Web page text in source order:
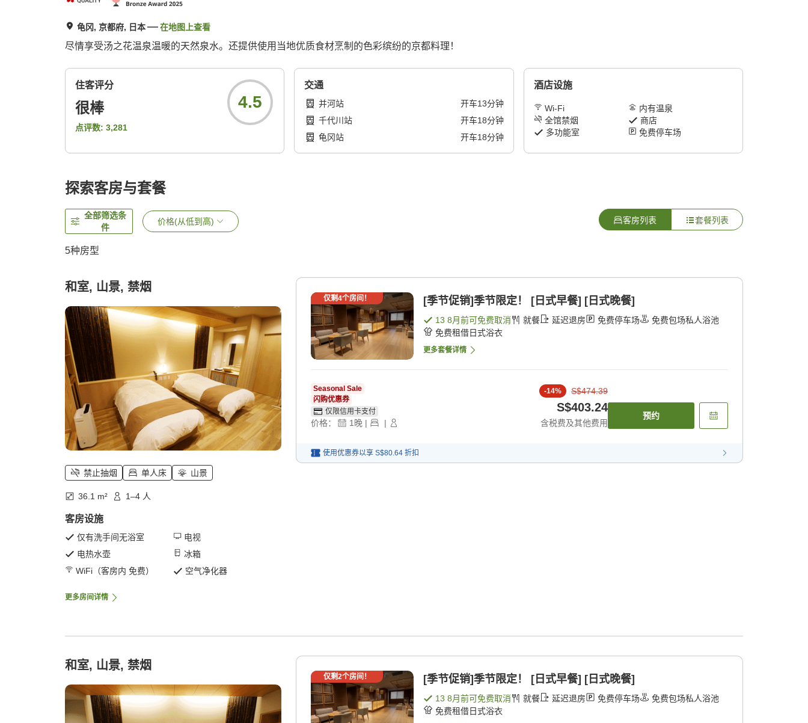
龟冈, 京都府, 日本 在地图上查看
尽情享受汤之花温泉温暖的天然泉水。还提供使用当地优质食材烹制的色彩缤纷的京都料理！
住客评分
很棒
点评数: 3,281
4.5
交通
并河站 开车13分钟
千代川站
开车18分钟
龟冈站
开车18分钟
酒店设施
Wi-Fi
内有温泉
全馆禁烟
商店
多功能室
免费停车场
探索客房与套餐
全部筛选条
件
价格(从低到高) 客房列表 套餐列表
5种房型
和室, 山景, 禁烟
禁止抽烟 单人床 山景
36.1 m² 1–4 人
客房设施
仅有洗手间无浴室
电视
电热水壶
冰箱
WiFi（客房内 免费）
空气净化器
更多房间详情
仅剩4个房间！ [季节促销]季节限定！ [日式早餐] [日式晚餐]
13 8月前可免费取消 就餐 延迟退房 免费停车场
免费包场私人浴池
免费租借日式浴衣
更多套餐详情
Seasonal Sale
闪购优惠券
仅限信用卡支付
价格： 1晚 | |
-14% S$474.39
S$403.24
含税费及其他费用
预约
使用优惠券以享 S$80.64 折扣
和室, 山景, 禁烟
仅剩2个房间！ [季节促销]季节限定！ [日式早餐] [日式晚餐]
13 8月前可免费取消 就餐 延迟退房 免费停车场
免费包场私人浴池
免费租借日式浴衣